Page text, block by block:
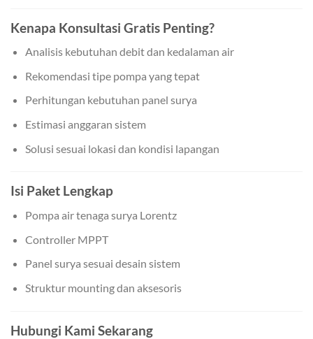
Kenapa Konsultasi Gratis Penting?
Analisis kebutuhan debit dan kedalaman air
Rekomendasi tipe pompa yang tepat
Perhitungan kebutuhan panel surya
Estimasi anggaran sistem
Solusi sesuai lokasi dan kondisi lapangan
Isi Paket Lengkap
Pompa air tenaga surya Lorentz
Controller MPPT
Panel surya sesuai desain sistem
Struktur mounting dan aksesoris
Hubungi Kami Sekarang